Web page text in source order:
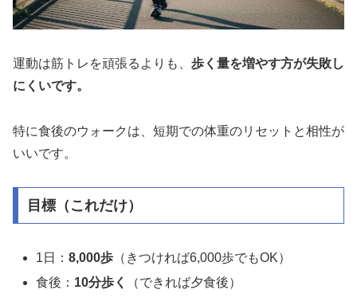
運動は筋トレを頑張るよりも、 歩く量を増やす方が失敗し
にくいです。
特に食後のウォークは、短期での体重のリセットと相性が
いいです。
目標（これだけ）
1日：8,000歩 （きつければ6,000歩でもOK）
食後： 10分歩く （できれば夕食後）